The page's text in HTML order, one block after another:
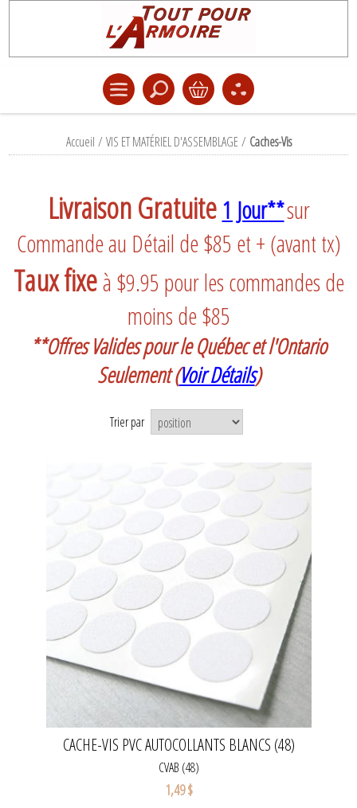
Accueil / VIS ET MATÉRIEL D'ASSEMBLAGE / Caches-Vis
Livraison Gratuite 1 Jour**sur
Commande au Détail de $85 et + (avant tx)
Taux fixeà $9.95 pour les commandes de
moins de $85
**Offres Valides pour le Québec et l'Ontario
Seulement (Voir Détails)
Trier par
CACHE-VIS PVC AUTOCOLLANTS BLANCS (48)
CVAB (48)
1,49 $